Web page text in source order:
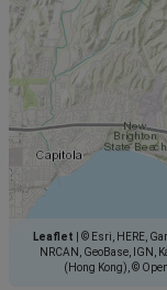
Leaflet
© Esri, HERE,
NRCAN, GeoBase, IGN,
(Hong Kong), ©